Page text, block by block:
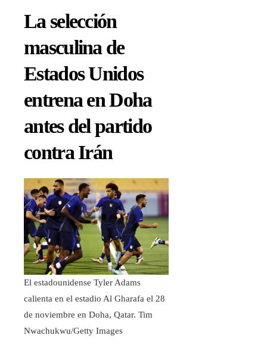
La selección
masculina de
Estados Unidos
entrena en Doha
antes del partido
contra Irán
El estadounidense Tyler Adams
calienta en el estadio Al Gharafa el 28
de noviembre en Doha, Qatar. Tim
Nwachukwu/Getty Images